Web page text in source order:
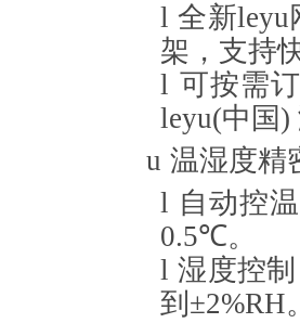
l 全新leyu
架，支持
l 可按需
leyu(中国)
u 温湿度精
l 自动控
0.5℃。
l 湿度控
到±2%RH